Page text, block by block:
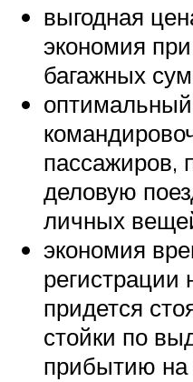
выгодная
экономия
багажных
пассажиров,
деловую
личных
экономия
регистрации
придется
стойки по
прибытию на